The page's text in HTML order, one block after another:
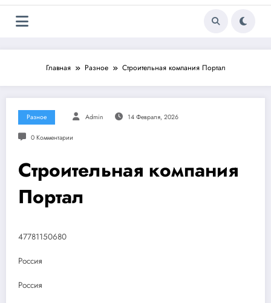
Главная Разное Строительная компания Портал
Разное Admin 14 Февраля, 2026
0 Комментарии
Строительная компания
Портал
47781150680
Россия
Россия